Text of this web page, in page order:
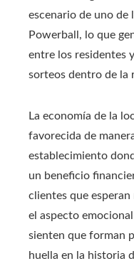
escenario de uno de
Powerball, lo que
entre los residentes
sorteos dentro de la
La economía de la
favorecida de
establecimiento
un beneficio
clientes que
el aspecto
sienten que forman
huella en la historia